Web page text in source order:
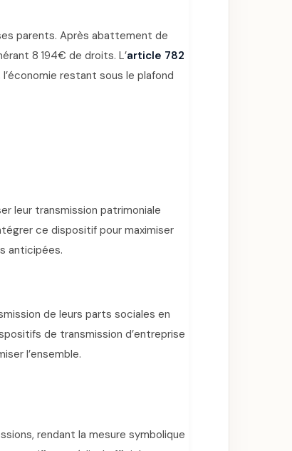
parents. Après abattement de
8 194€ de droits. L’article 782
restant sous le plafond
leur transmission patrimoniale
ce dispositif pour maximiser
anticipées.
de leurs parts sociales en
de transmission d’entreprise
l’ensemble.
rendant la mesure symbolique